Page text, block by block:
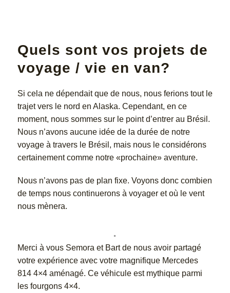
Quels sont vos projets de
voyage / vie en van?
Si cela ne dépendait que de nous, nous ferions tout le
trajet vers le nord en Alaska. Cependant, en ce
moment, nous sommes sur le point d’entrer au Brésil.
Nous n’avons aucune idée de la durée de notre
voyage à travers le Brésil, mais nous le considérons
certainement comme notre «prochaine» aventure.
Nous n’avons pas de plan fixe. Voyons donc combien
de temps nous continuerons à voyager et où le vent
nous mènera.
Merci à vous Semora et Bart de nous avoir partagé
votre expérience avec votre magnifique Mercedes
814 4×4 aménagé. Ce véhicule est mythique parmi
les fourgons 4×4.